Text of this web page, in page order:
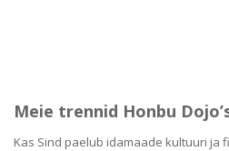
Meie trennid Honbu
Kas Sind paelub idamaade kultuuri ja